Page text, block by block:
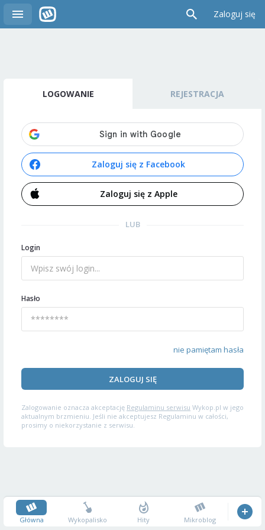
Zaloguj się
LOGOWANIE REJESTRACJA
Zaloguj się z Facebook
Zaloguj się z Apple
LUB
Login
Hasło
nie pamiętam hasła
ZALOGUJ SIĘ
Zalogowanie oznacza akceptację Regulaminu serwisu Wykop.pl w jego
aktualnym brzmieniu. Jeśli nie akceptujesz Regulaminu w całości,
prosimy o niekorzystanie z serwisu.
Główna Wykopalisko Hity Mikroblog